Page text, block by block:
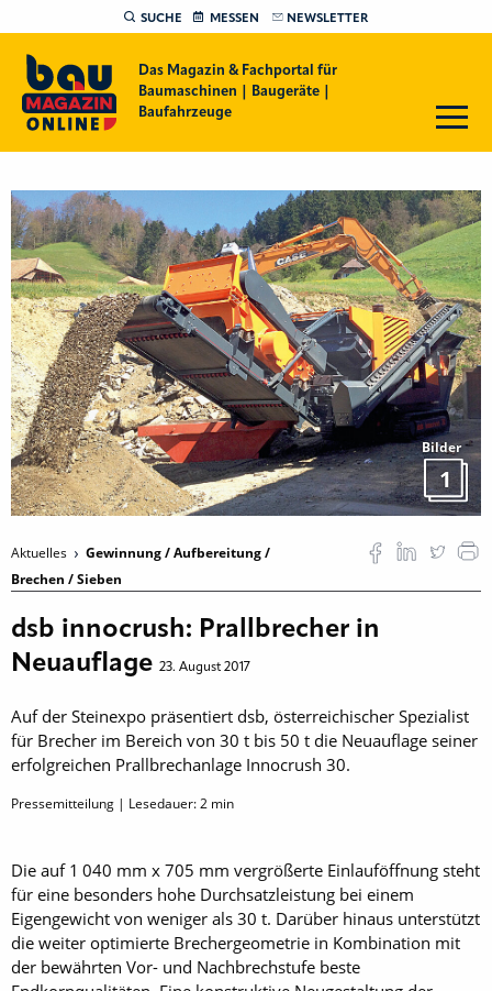
SUCHE MESSEN NEWSLETTER
Das Magazin & Fachportal für
Baumaschinen | Baugeräte |
Baufahrzeuge
Bilder
1
Aktuelles
Gewinnung / Aufbereitung /
Brechen / Sieben
dsb innocrush: Prallbrecher in
Neuauflage 23. August 2017
Auf der Steinexpo präsentiert dsb, österreichischer Spezialist
für Brecher im Bereich von 30 t bis 50 t die Neuauflage seiner
­erfolgreichen Prallbrechanlage Innocrush 30.
Pressemitteilung | Lesedauer:2 min
Die auf 1 040 mm x 705 mm vergrößerte Einlauföffnung steht
für eine besonders hohe Durchsatzleistung bei einem
Eigengewicht von weniger als 30 t. Darüber hinaus unterstützt
die weiter optimierte Brechergeometrie in Kombination mit
der bewährten Vor- und Nachbrech­stufe beste